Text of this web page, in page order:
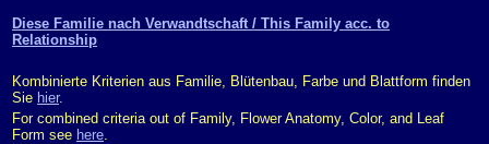
Diese Familie nach Verwandtschaft / This Family acc. to
Relationship
Kombinierte Kriterien aus Familie, Blütenbau, Farbe und Blattform finden
Sie hier.
For combined criteria out of Family, Flower Anatomy, Color, and Leaf
Form see here.